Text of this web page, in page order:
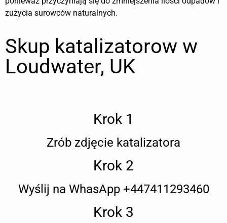
zużycia surowców naturalnych.
Skup katalizatorow w
Loudwater, UK
Krok 1
Zrób zdjęcie katalizatora
Krok 2
Wyślij na WhasApp +447411293460
Krok 3